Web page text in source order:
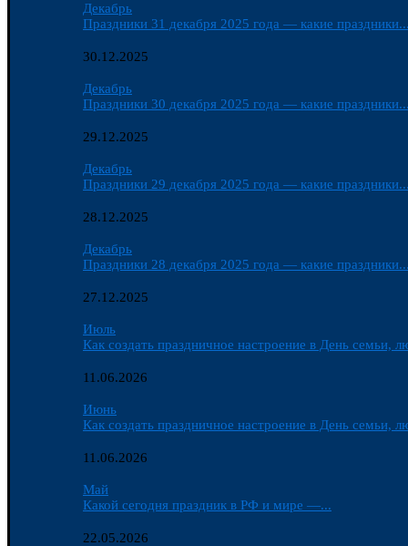
Декабрь
Праздники 31 декабря 2025 года — какие праздники...
30.12.2025
Декабрь
Праздники 30 декабря 2025 года — какие праздники...
29.12.2025
Декабрь
Праздники 29 декабря 2025 года — какие праздники...
28.12.2025
Декабрь
Праздники 28 декабря 2025 года — какие праздники...
27.12.2025
Июль
Как создать праздничное настроение в День семьи,
11.06.2026
Июнь
Как создать праздничное настроение в День семьи,
11.06.2026
Май
Какой сегодня праздник в РФ и мире —...
22.05.2026